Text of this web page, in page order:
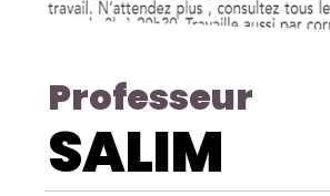
Professeur
SALIM